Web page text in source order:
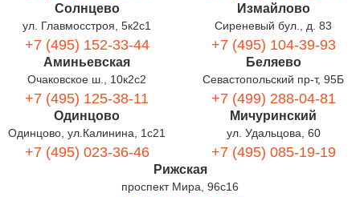
Солнцево
ул. Главмосстроя, 5к2с1
+7 (495) 152-33-44
Измайлово
Сиреневый бул., д. 83
+7 (495) 104-39-93
Аминьевская
Очаковское ш., 10к2с2
+7 (495) 125-38-11
Беляево
Севастопольский пр-т, 95Б
+7 (499) 288-04-81
Одинцово
Одинцово, ул.Калинина, 1с21
+7 (495) 023-36-46
Мичуринский
ул. Удальцова, 60
+7 (495) 085-19-19
Рижская
проспект Мира, 96с16